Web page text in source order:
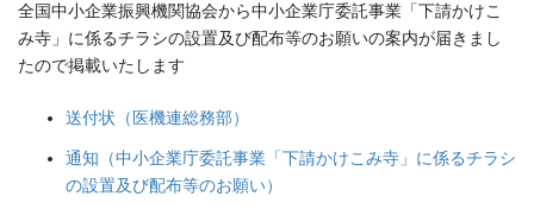
全国中小企業振興機関協会から中小企業庁委託事業「下請かけこ
み寺」に係るチラシの設置及び配布等のお願いの案内が届きまし
たので掲載いたします
送付状（医機連総務部）
通知（中小企業庁委託事業「下請かけこみ寺」に係るチラシ
の設置及び配布等のお願い）